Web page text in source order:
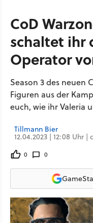
CoD
schaltet ihr
Operator
Season 3 des neuen
Figuren aus der
euch, wie ihr Valeria
Tillmann Bier
12.04.2023 | 12:08 Uhr |
0 0